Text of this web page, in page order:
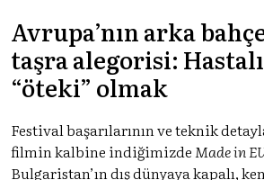
Avrupa’nın arka
taşra alegorisi:
“öteki” olmak
Festival başarılarının ve teknik
filmin kalbine indiğimizde Made in
Bulgaristan’ın dış dünyaya kapalı,